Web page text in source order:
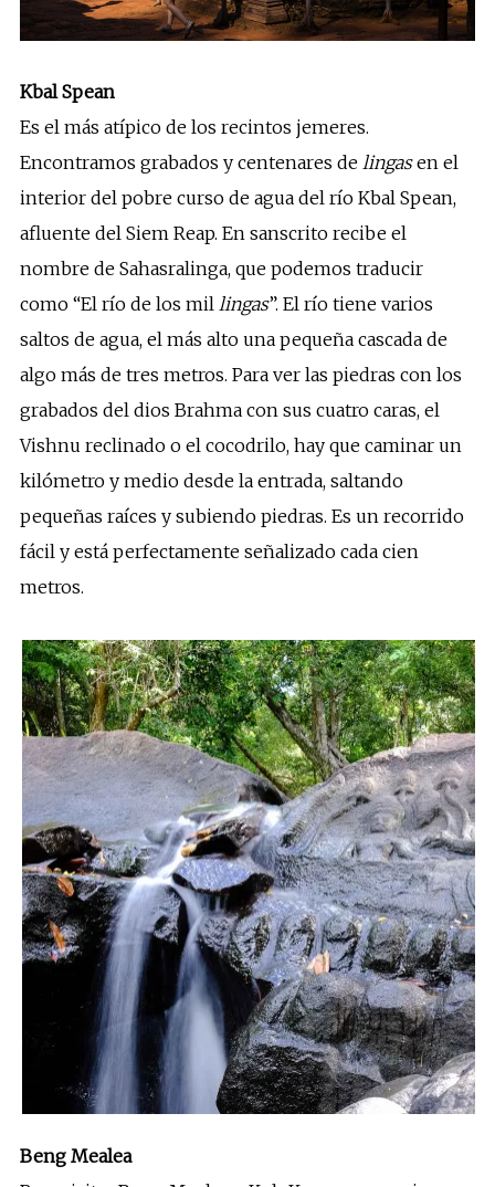
Kbal Spean
Es el más atípico de los recintos jemeres.
Encontramos grabados y centenares de lingasen el
interior del pobre curso de agua del río Kbal Spean,
afluente del Siem Reap. En sanscrito recibe el
nombre de Sahasralinga, que podemos traducir
como “El río de los mil lingas”. El río tiene varios
saltos de agua, el más alto una pequeña cascada de
algo más de tres metros. Para ver las piedras con los
grabados del dios Brahma con sus cuatro caras, el
Vishnu reclinado o el cocodrilo, hay que caminar un
kilómetro y medio desde la entrada, saltando
pequeñas raíces y subiendo piedras. Es un recorrido
fácil y está perfectamente señalizado cada cien
metros.
Beng Mealea